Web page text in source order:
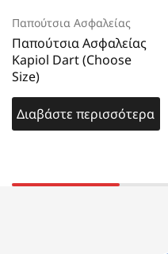
Παπούτσια Ασφαλείας
Παπούτσια Ασφαλείας
Kapiol Dart (Choose
Size)
Διαβάστε περισσότερα